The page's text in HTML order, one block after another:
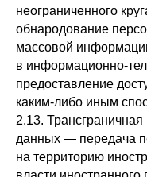
неограниченного
обнародование
массовой
в информационно-
предоставление
каким-либо иным
2.13.
данных — передача
на территорию